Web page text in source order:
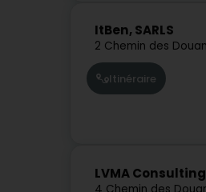
ItBen, SARLS
2 Chemin des
Itinéraire
LVMA